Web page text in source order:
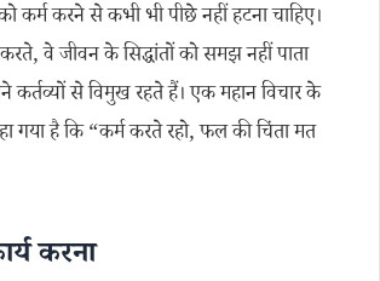
कर्म करने से कभी भी पीछे नहीं हटना चाहिए।
वे जीवन के सिद्धांतों को समझ नहीं पाता
से विमुख रहते हैं। एक महान विचार के
गया है कि “कर्म करते रहो, फल की चिंता मत
करना